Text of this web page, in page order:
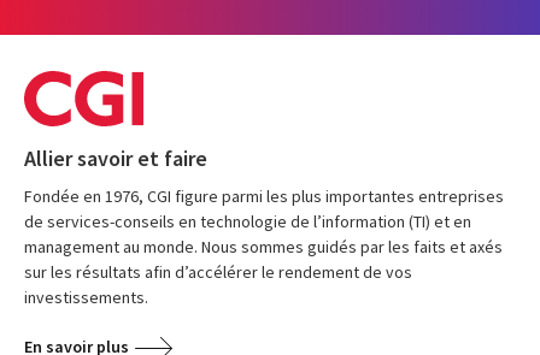
Allier savoir et faire
Fondée en 1976, CGI figure parmi les plus importantes entreprises
de services-conseils en technologie de l’information (TI) et en
management au monde. Nous sommes guidés par les faits et axés
sur les résultats afin d’accélérer le rendement de vos
investissements.
En savoir plus